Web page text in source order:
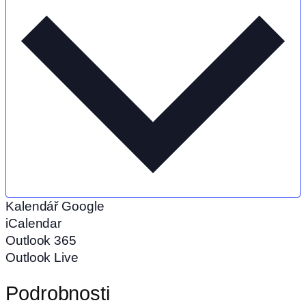
Kalendář Google
iCalendar
Outlook 365
Outlook Live
Podrobnosti